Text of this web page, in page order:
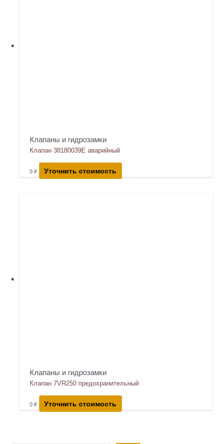
Клапаны и гидрозамки
Клапан 38180039E аварийный
0 ₽ Уточнить стоимость
Клапаны и гидрозамки
Клапан 7VR250 предохранительный
0 ₽ Уточнить стоимость